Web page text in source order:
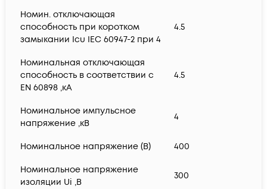
Номин. отключающая
способность при коротком
замыкании Icu IEC 60947-2 при 4
4.5
Номинальная отключающая
способность в соответствии с
EN 60898 ,кА
4.5
Номинальное импульсное
напряжение ,кВ
4
Номинальное напряжение (В) 400
Номинальное напряжение
изоляции Ui ,В
300